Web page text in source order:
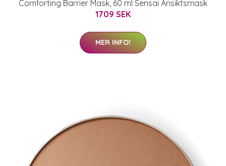
Comforting Barrier Mask, 60 ml Sensai Ansiktsmask
1709 SEK
MER INFO!